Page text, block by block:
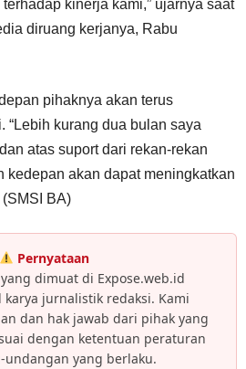
kinerja kami,” ujarnya saat
diruang kerjanya, Rabu
pihaknya akan terus
“Lebih kurang dua bulan saya
atas suport dari rekan-rekan
kedepan akan dapat meningkatkan
(SMSI BA)
Pernyataan
dimuat di Expose.web.id
karya jurnalistik redaksi. Kami
dan hak jawab dari pihak yang
dengan ketentuan peraturan
undangan yang berlaku.